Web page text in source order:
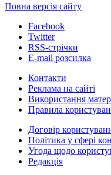
Повна версія сайту
Facebook
Twitter
RSS-стрічки
E-mail розсилка
Контакти
Реклама на сайті
Використання
Правила
Договір
Політика у сфері
Угода щодо
Редакція